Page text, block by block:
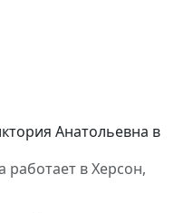
Анатольевна в
работает в Херсон,